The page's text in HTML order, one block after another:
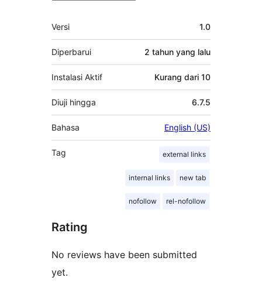
Meta
Versi 1.0
Diperbarui 2 tahun yang lalu
Instalasi Aktif Kurang dari 10
Diuji hingga 6.7.5
Bahasa English (US)
Tag external links
internal links new tab
nofollow rel-nofollow
Rating
No reviews have been submitted
yet.